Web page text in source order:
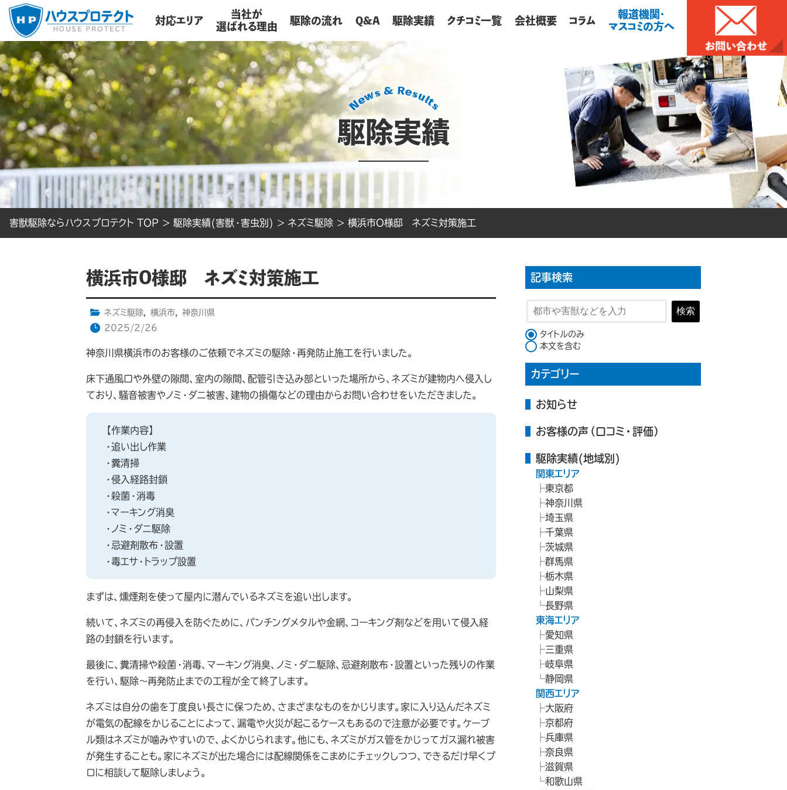
対応エリア
当社が
選ばれる理由
駆除の流れ Q&A 駆除実績 クチコミ一覧 会社概要 コラム
報道機関・
マスコミの方へ
駆除実績
害獣駆除ならハウスプロテクト TOP > 駆除実績(害獣・害虫別) > ネズミ駆除 > 横浜市O様邸 ネズミ対策施工
横浜市O様邸 ネズミ対策施工
ネズミ駆除, 横浜市,
神奈川県
2025/2/26
神奈川県横浜市のお客様のご依頼でネズミの駆除・再発防止施工を行いました。
床下通風口や外壁の隙間、室内の隙間、配管引き込み部といった場所から、ネズミが建物内へ侵入し
ており、騒音被害やノミ・ダニ被害、建物の損傷などの理由からお問い合わせをいただきました。
【作業内容】
・追い出し作業
・糞清掃
・侵入経路封鎖
・殺菌・消毒
・マーキング消臭
・ノミ・ダニ駆除
・忌避剤散布・設置
・毒エサ・トラップ設置
まずは、燻煙剤を使って屋内に潜んでいるネズミを追い出します。
続いて、ネズミの再侵入を防ぐために、パンチングメタルや金網、コーキング剤などを用いて侵入経
路の封鎖を行います。
最後に、糞清掃や殺菌・消毒、マーキング消臭、ノミ・ダニ駆除、忌避剤散布・設置といった残りの作業
を行い、駆除～再発防止までの工程が全て終了します。
ネズミは自分の歯を丁度良い長さに保つため、さまざまなものをかじります。家に入り込んだネズミ
が電気の配線をかじることによって、漏電や火災が起こるケースもあるので注意が必要です。ケーブ
ル類はネズミが噛みやすいので、よくかじられます。他にも、ネズミがガス管をかじってガス漏れ被害
が発生することも。家にネズミが出た場合には配線関係をこまめにチェックしつつ、できるだけ早くプ
ロに相談して駆除しましょう。
記事検索
検索
検索対象
タイトルのみ
本文を含む
カテゴリー
お知らせ
お客様の声（口コミ・評価）
駆除実績(地域別)
関東エリア
東京都
神奈川県
埼玉県
千葉県
茨城県
群馬県
栃木県
山梨県
長野県
東海エリア
愛知県
三重県
岐阜県
静岡県
関西エリア
大阪府
京都府
兵庫県
奈良県
滋賀県
和歌山県